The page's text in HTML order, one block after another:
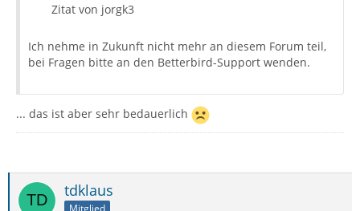
Zitat von jorgk3
Ich nehme in Zukunft nicht mehr an diesem Forum teil,
bei Fragen bitte an den Betterbird-Support wenden.
... das ist aber sehr bedauerlich
tdklaus